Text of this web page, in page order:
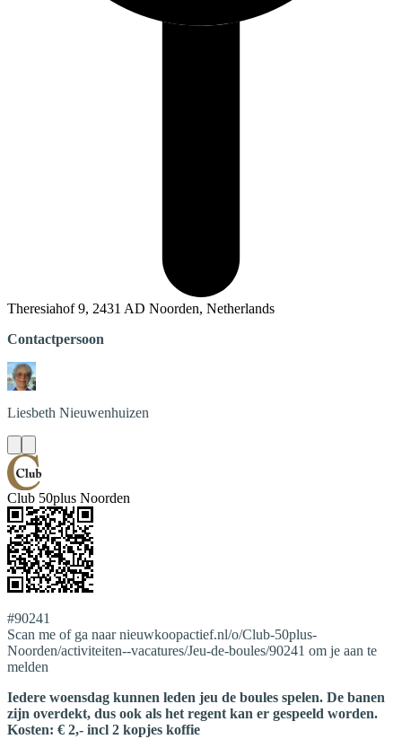
Theresiahof 9, 2431 AD Noorden, Netherlands
Contactpersoon
Liesbeth Nieuwenhuizen
Club 50plus Noorden
#90241
Scan me of ga naar nieuwkoopactief.nl/o/Club-50plus-
Noorden/activiteiten--vacatures/Jeu-de-boules/90241 om je aan te
melden
Iedere woensdag kunnen leden jeu de boules spelen. De banen
zijn overdekt, dus ook als het regent kan er gespeeld worden.
Kosten: € 2,- incl 2 kopjes koffie